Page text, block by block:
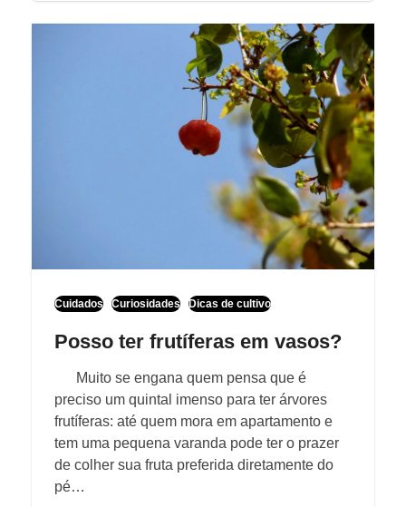
Cuidados Curiosidades Dicas de cultivo
Posso ter frutíferas em vasos?
Muito se engana quem pensa que é
preciso um quintal imenso para ter árvores
frutíferas: até quem mora em apartamento e
tem uma pequena varanda pode ter o prazer
de colher sua fruta preferida diretamente do
pé…